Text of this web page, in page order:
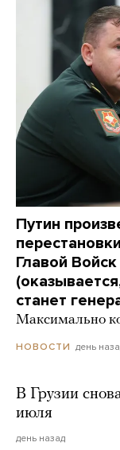
Путин
Главой
станет
Максимально
НОВОСТИ день
В Грузии
июля
день назад